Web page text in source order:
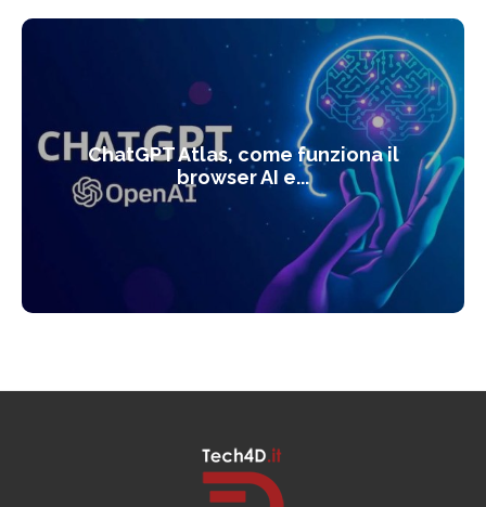
ChatGPT Atlas, come funziona il
browser AI e...